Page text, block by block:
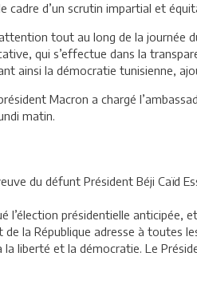
cadre d’un scrutin impartial et
tout au long de la journée
qui s’effectue dans la
ainsi la démocratie tunisienne,
Macron a chargé
matin.
du défunt Président Béji Caïd
l’élection présidentielle anticipée,
la République adresse à toutes
liberté et la démocratie. Le